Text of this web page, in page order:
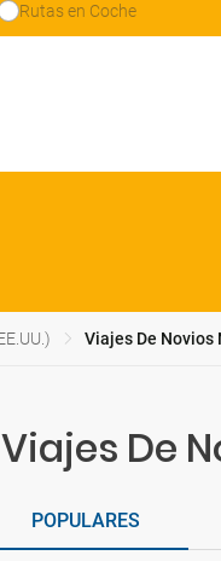
Rutas en Coche
Viajes De Novios
Viajes De
POPULARES